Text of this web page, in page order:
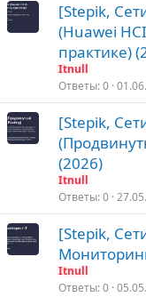
[Stepik,
(Huawei
практике)
Itnull
Ответы 0
[Stepik,
(2026)
Itnull
Ответы 0
[Stepik,
Itnull
Ответы 0